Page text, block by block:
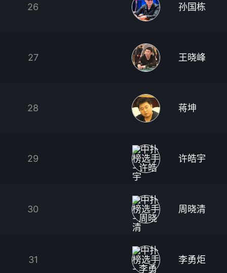
26 孙国栋
27 王晓峰
28 蒋坤
29 许皓宇
30 周晓清
31 李勇炬